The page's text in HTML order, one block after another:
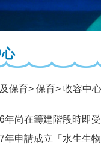
保育 保育 收容中心
在籌建階段時即受
年申請成立「水生生